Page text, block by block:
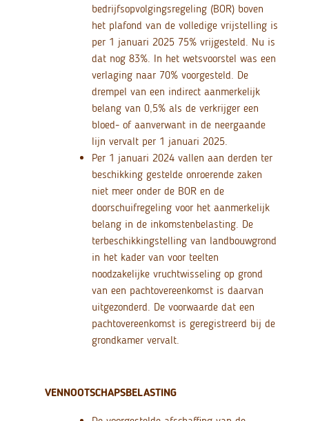
bedrijfsopvolgingsregeling (BOR) boven
het plafond van de volledige vrijstelling is
per 1 januari 2025 75% vrijgesteld. Nu is
dat nog 83%. In het wetsvoorstel was een
verlaging naar 70% voorgesteld. De
drempel van een indirect aanmerkelijk
belang van 0,5% als de verkrijger een
bloed- of aanverwant in de neergaande
lijn vervalt per 1 januari 2025.
Per 1 januari 2024 vallen aan derden ter
beschikking gestelde onroerende zaken
niet meer onder de BOR en de
doorschuifregeling voor het aanmerkelijk
belang in de inkomstenbelasting. De
terbeschikkingstelling van landbouwgrond
in het kader van voor teelten
noodzakelijke vruchtwisseling op grond
van een pachtovereenkomst is daarvan
uitgezonderd. De voorwaarde dat een
pachtovereenkomst is geregistreerd bij de
grondkamer vervalt.
VENNOOTSCHAPSBELASTING